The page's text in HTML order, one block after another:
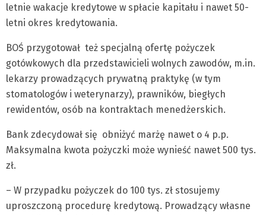
letnie wakacje kredytowe w spłacie kapitału i nawet 50-
letni okres kredytowania.
BOŚ przygotował też specjalną ofertę pożyczek
gotówkowych dla przedstawicieli wolnych zawodów, m.in.
lekarzy prowadzących prywatną praktykę (w tym
stomatologów i weterynarzy), prawników, biegłych
rewidentów, osób na kontraktach menedżerskich.
Bank zdecydował się obniżyć marżę nawet o 4 p.p.
Maksymalna kwota pożyczki może wynieść nawet 500 tys.
zł.
– W przypadku pożyczek do 100 tys. zł stosujemy
uproszczoną procedurę kredytową. Prowadzący własne